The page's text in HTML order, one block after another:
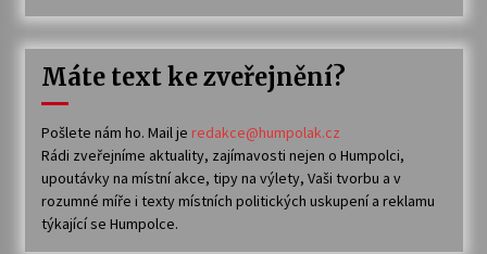
Máte text ke zveřejnění?
Pošlete nám ho. Mail je redakce@humpolak.cz
Rádi zveřejníme aktuality, zajímavosti nejen o Humpolci,
upoutávky na místní akce, tipy na výlety, Vaši tvorbu a v
rozumné míře i texty místních politických uskupení a reklamu
týkající se Humpolce.